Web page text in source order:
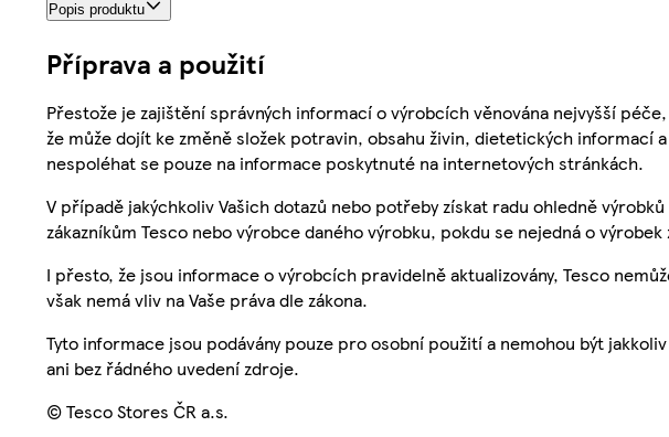
Popis produktu
Příprava a použití
Přestože je zajištění správných informací o výrobcích věnována nejvyšší
že může dojít ke změně složek potravin, obsahu živin, dietetických informací
nespoléhat se pouze na informace poskytnuté na internetových stránkách.
V případě jakýchkoliv Vašich dotazů nebo potřeby získat radu ohledně
zákazníkům Tesco nebo výrobce daného výrobku, pokdu se nejedná o výrobek
I přesto, že jsou informace o výrobcích pravidelně aktualizovány, Tesco
však nemá vliv na Vaše práva dle zákona.
Tyto informace jsou podávány pouze pro osobní použití a nemohou být
ani bez řádného uvedení zdroje.
© Tesco Stores ČR a.s.